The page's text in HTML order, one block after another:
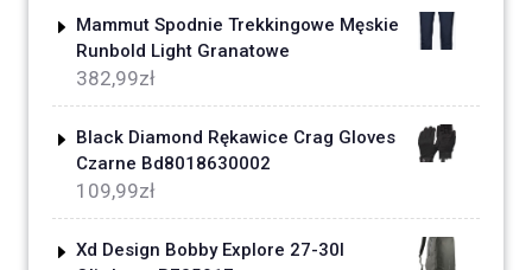
Mammut Spodnie Trekkingowe Męskie
Runbold Light Granatowe
382,99zł
Black Diamond Rękawice Crag Gloves
Czarne Bd8018630002
109,99zł
Xd Design Bobby Explore 27-30l